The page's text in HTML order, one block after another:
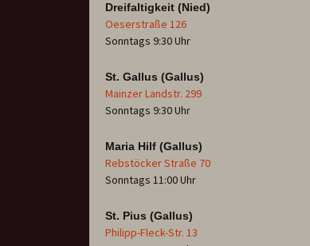
Dreifaltigkeit (Nied)
Oeserstraße 126
Sonntags 9:30 Uhr
St. Gallus (Gallus)
Mainzer Landstr. 299
Sonntags 9:30 Uhr
Maria Hilf (Gallus)
Rebstöcker Straße 70
Sonntags 11:00 Uhr
St. Pius (Gallus)
Philipp-Fleck-Str. 13